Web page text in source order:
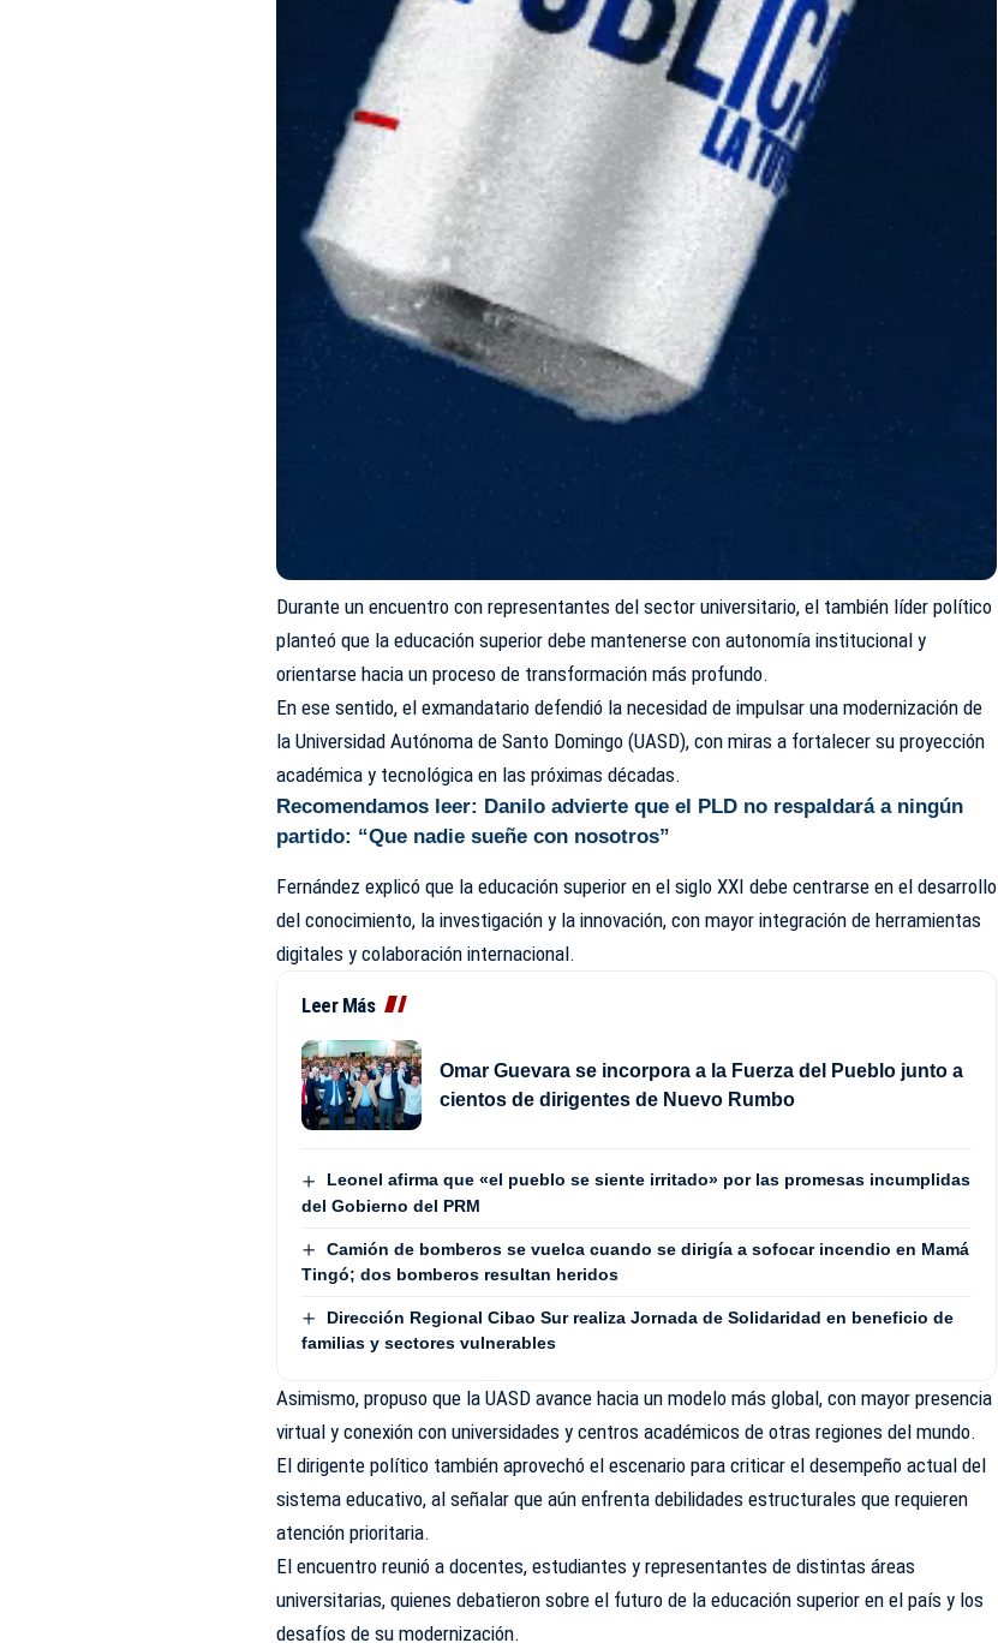
Durante un encuentro con representantes del sector universitario, el también líder político
planteó que la educación superior debe mantenerse con autonomía institucional y
orientarse hacia un proceso de transformación más profundo.
En ese sentido, el exmandatario defendió la necesidad de impulsar una modernización de
la Universidad Autónoma de Santo Domingo (UASD), con miras a fortalecer su proyección
académica y tecnológica en las próximas décadas.
Recomendamos leer: Danilo advierte que el PLD no respaldará a ningún
partido: “Que nadie sueñe con nosotros”
Fernández explicó que la educación superior en el siglo XXI debe centrarse en el desarrollo
del conocimiento, la investigación y la innovación, con mayor integración de herramientas
digitales y colaboración internacional.
Leer Más
Omar Guevara se incorpora a la Fuerza del Pueblo junto a
cientos de dirigentes de Nuevo Rumbo
Leonel afirma que «el pueblo se siente irritado» por las promesas incumplidas
del Gobierno del PRM
Camión de bomberos se vuelca cuando se dirigía a sofocar incendio en Mamá
Tingó; dos bomberos resultan heridos
Dirección Regional Cibao Sur realiza Jornada de Solidaridad en beneficio de
familias y sectores vulnerables
Asimismo, propuso que la UASD avance hacia un modelo más global, con mayor presencia
virtual y conexión con universidades y centros académicos de otras regiones del mundo.
El dirigente político también aprovechó el escenario para criticar el desempeño actual del
sistema educativo, al señalar que aún enfrenta debilidades estructurales que requieren
atención prioritaria.
El encuentro reunió a docentes, estudiantes y representantes de distintas áreas
universitarias, quienes debatieron sobre el futuro de la educación superior en el país y los
desafíos de su modernización.